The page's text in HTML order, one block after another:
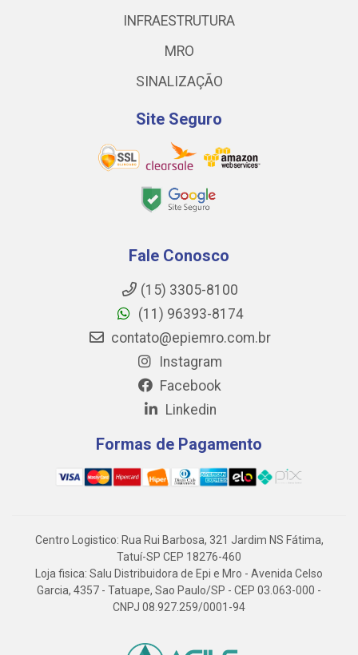
INFRAESTRUTURA
MRO
SINALIZAÇÃO
Site Seguro
Fale Conosco
(15) 3305-8100
(11) 96393-8174
contato@epiemro.com.br
Instagram
Facebook
Linkedin
Formas de Pagamento
Centro Logistico: Rua Rui Barbosa, 321 Jardim NS Fátima,
Tatuí-SP CEP 18276-460
Loja fisica: Salu Distribuidora de Epi e Mro - Avenida Celso
Garcia, 4357 - Tatuape, Sao Paulo/SP - CEP 03.063-000 -
CNPJ 08.927.259/0001-94